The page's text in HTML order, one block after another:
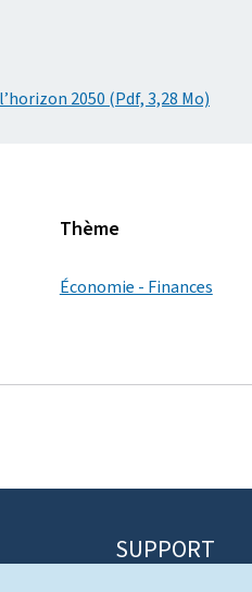
2050 (Pdf, 3,28 Mo)
Thème
Économie - Finances
SUPPORT